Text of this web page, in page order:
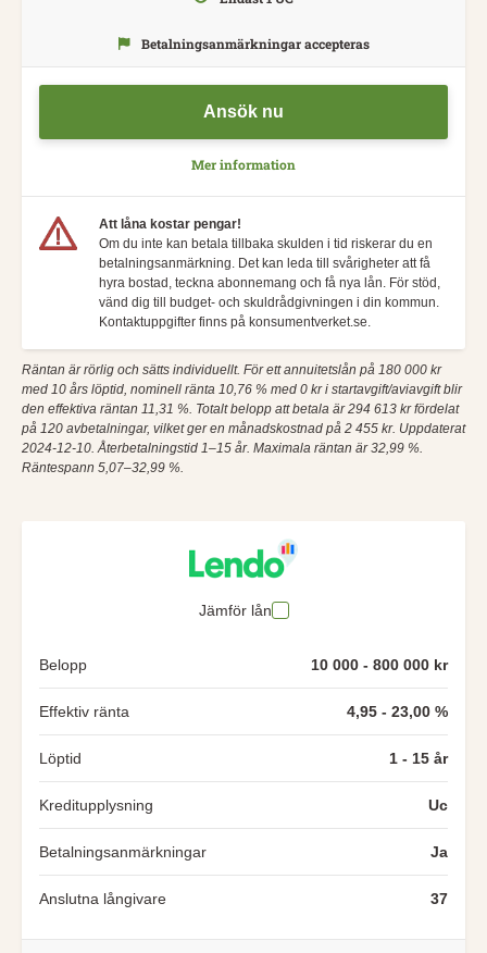
Ansök nu
Mer information
Betalningsanmärkningar accepteras
Att låna kostar pengar!
Om du inte kan betala tillbaka skulden i tid riskerar du en
betalningsanmärkning. Det kan leda till svårigheter att få
hyra bostad, teckna abonnemang och få nya lån. För stöd,
vänd dig till budget- och skuldrådgivningen i din kommun.
Kontaktuppgifter finns på konsumentverket.se.
Räntan är rörlig och sätts individuellt. För ett annuitetslån på 180 000 kr
med 10 års löptid, nominell ränta 10,76 % med 0 kr i startavgift/aviavgift blir
den effektiva räntan 11,31 %. Totalt belopp att betala är 294 613 kr fördelat
på 120 avbetalningar, vilket ger en månadskostnad på 2 455 kr. Uppdaterat
2024-12-10. Återbetalningstid 1–15 år. Maximala räntan är 32,99 %.
Räntespann 5,07–32,99 %.
Jämför lån
Belopp 10 000 - 800 000 kr
Effektiv ränta 4,95 - 23,00 %
Löptid 1 - 15 år
Kreditupplysning Uc
Betalningsanmärkningar Ja
Anslutna långivare 37